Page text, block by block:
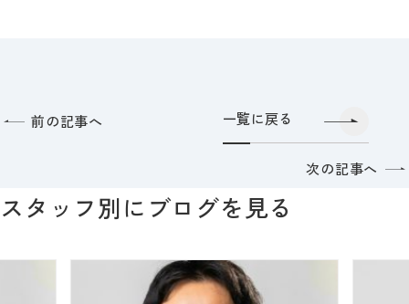
前の記事へ 一覧に戻る
次の記事へ
スタッフ別にブログを見る